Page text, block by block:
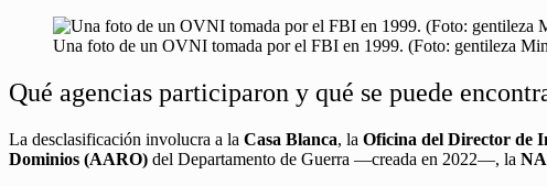
Una foto de un OVNI tomada por el FBI en 1999. (Foto: gentileza
Qué agencias participaron y qué se puede
La desclasificación involucra a la Casa Blanca, la Oficina del Director de
Dominios (AARO) del Departamento de Guerra —creada en 2022—, la